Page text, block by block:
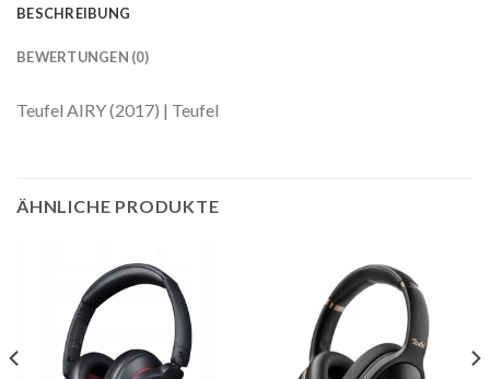
BESCHREIBUNG
BEWERTUNGEN (0)
Teufel AIRY (2017) | Teufel
ÄHNLICHE PRODUKTE